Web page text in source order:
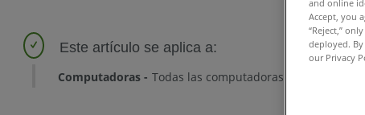
Computadoras Todas las computadoras
and online
Accept, you
“Reject,”
deployed. By
our Privacy